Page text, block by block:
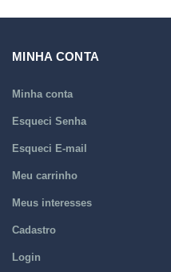
MINHA CONTA
Minha conta
Esqueci Senha
Esqueci E-mail
Meu carrinho
Meus interesses
Cadastro
Login